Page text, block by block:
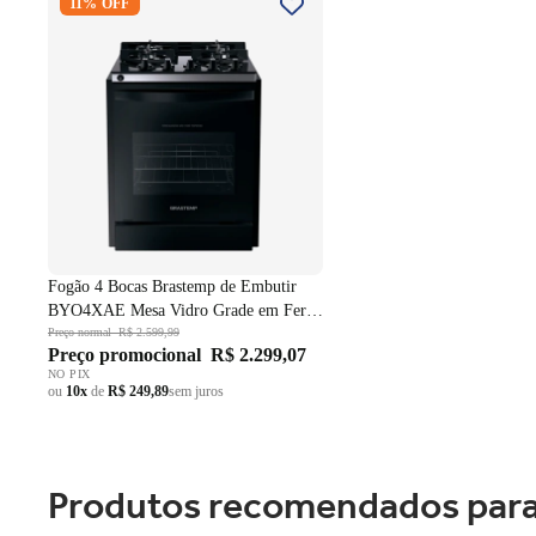
Embutir BYO4XAE Mesa Vidro
Chama Preto Bivolt
11% OFF
Fogão 4 Bocas Brastemp de Embutir
BYO4XAE Mesa Vidro Grade em Ferro
Fundido Dupla Chama Preto Bivolt
Preço normalR$ 2.599,99
Preço promocional R$ 2.299,07
NO PIX
ou 10x de R$ 249,89sem juros
Produtos recomendados